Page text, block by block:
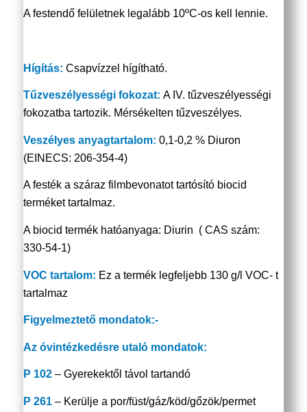
A festendő felületnek legalább 10ºC-os kell lennie.
Hígítás: Csapvízzel hígítható.
Tűzveszélyességi fokozat: A IV. tűzveszélyességi
fokozatba tartozik. Mérsékelten tűzveszélyes.
Veszélyes anyagtartalom: 0,1-0,2 % Diuron
(EINECS: 206-354-4)
A festék a száraz filmbevonatot tartósító biocid
terméket tartalmaz.
A biocid termék hatóanyaga: Diurin ( CAS szám:
330-54-1)
VOC tartalom: Ez a termék legfeljebb 130 g/l VOC- t
tartalmaz
Figyelmeztető mondatok:-
Az óvintézkedésre utaló mondatok:
P 102– Gyerekektől távol tartandó
P 261– Kerülje a por/füst/gáz/köd/gőzök/permet